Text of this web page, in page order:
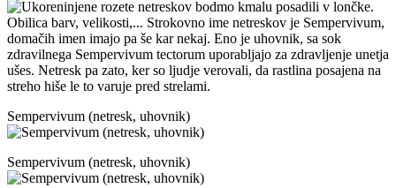
Sempervivum (netresk, uhovnik)
Sempervivum (netresk, uhovnik)